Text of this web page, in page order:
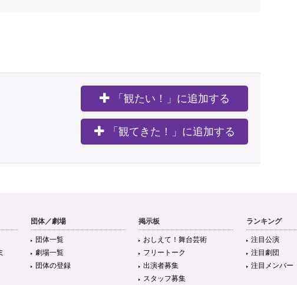
「観たい！」に追加する
「観てきた！」に追加する
団体／劇場
団体一覧
劇場一覧
団体の登録
掲示板
おしえて！舞台芸術
フリートーク
出演者募集
スタッフ募集
ランキング
注目公演
注目劇団
注目メンバー